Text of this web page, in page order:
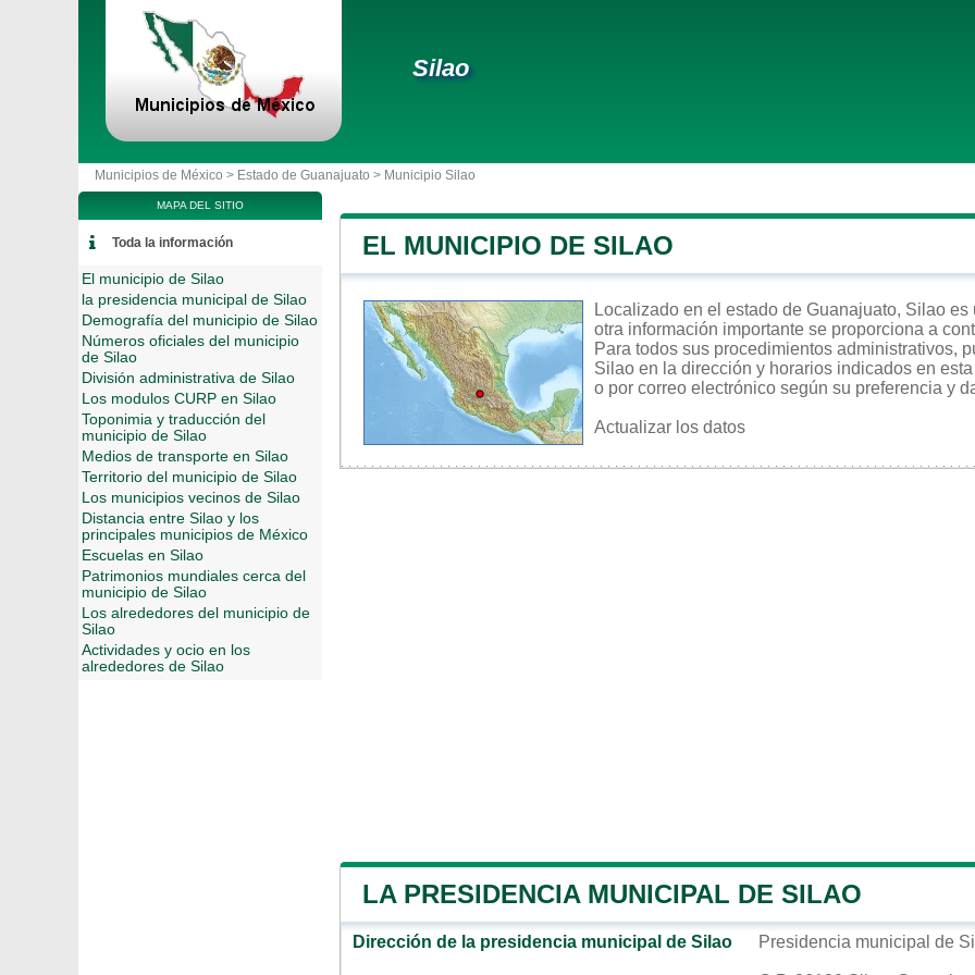
Silao
Municipios de México > Estado de Guanajuato > Municipio Silao
EL MUNICIPIO DE SILAO
Localizado en el estado de Guanajuato, Silao
otra información importante se proporciona a
Para todos sus procedimientos administrativos,
Silao en la dirección y horarios indicados en
o por correo electrónico según su preferencia y
Actualizar los datos
LA PRESIDENCIA MUNICIPAL DE SILAO
Dirección de la presidencia municipal de Silao Presidencia municipal de
MAPA DEL SITIO
Toda la información
El municipio de Silao
la presidencia municipal de Silao
Demografía del municipio de Silao
Números oficiales del municipio
de Silao
División administrativa de Silao
Los modulos CURP en Silao
Toponimia y traducción del
municipio de Silao
Medios de transporte en Silao
Territorio del municipio de Silao
Los municipios vecinos de Silao
Distancia entre Silao y los
principales municipios de México
Escuelas en Silao
Patrimonios mundiales cerca del
municipio de Silao
Los alrededores del municipio de
Silao
Actividades y ocio en los
alrededores de Silao